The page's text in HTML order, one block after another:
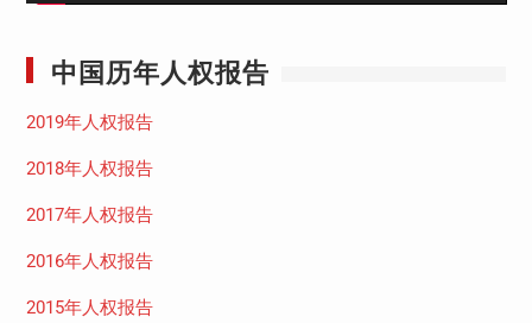
中国历年人权报告
2019年人权报告
2018年人权报告
2017年人权报告
2016年人权报告
2015年人权报告